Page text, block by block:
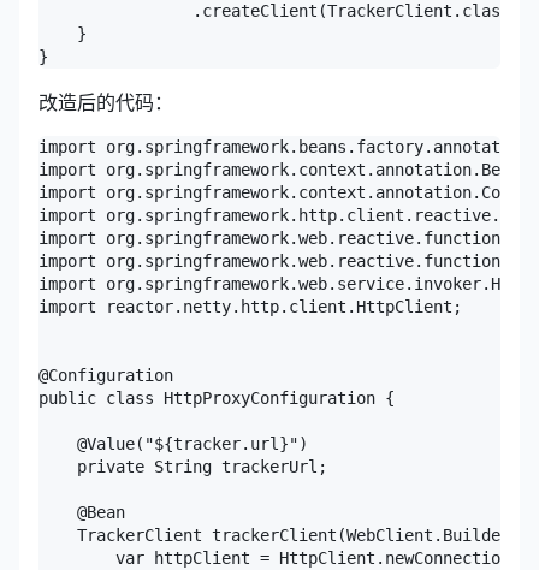
                .createClient(TrackerClient.class);
    }
}
改造后的代码：
import
import org.springframework.context.annotation.Bean;
import
import
import
import
import
import reactor.netty.http.client.HttpClient;
@Configuration
public class HttpProxyConfiguration {
    @Value("${tracker.url}")
    private String trackerUrl;
    @Bean
TrackerClient trackerClient(WebClient.Builder
var httpClient =